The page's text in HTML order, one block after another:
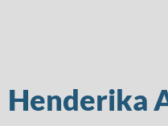
Henderika